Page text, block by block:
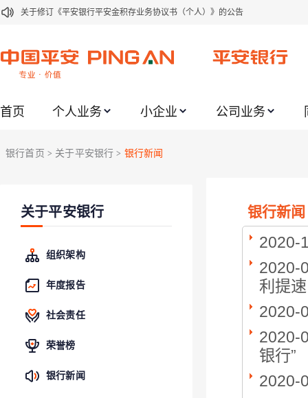
关于修订《平安银行平安金积存业务协议书（个人）》的公告
关于2021年劳动节期间代理贵金属业务风险提示的通知
关于加强代理贵金属业务风险防范的提示
关于进一步加强代理贵金属业务风险防范的提示
关于平安银行电子版信用卡更名为平安银行数字信用卡的公告
首页 个人业务 小企业 公司业务
银行首页 > 关于平安银行 > 银行新闻
关于平安银行
组织架构
年度报告
社会责任
荣誉榜
银行新闻
银行新闻
2020-
2020-
利提
2020-
2020-
银行”
2020-